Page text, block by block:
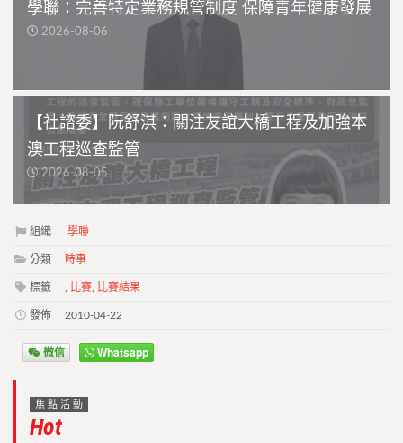
學聯：完善特定業務規管制度 保障青年健康發展
2026-08-06
【社諮委】阮舒淇：關注友誼大橋工程及加強本
澳工程巡查監管
2026-08-05
組織 學聯
分類 時事
標籤 比賽 比賽結果
發佈 2010-04-22
微信 Whatsapp
焦點活動
Hot